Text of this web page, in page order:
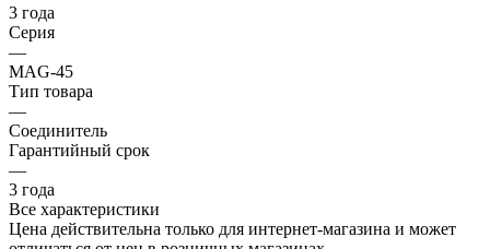
3 года
Серия
—
MAG-45
Тип товара
—
Соединитель
Гарантийный срок
—
3 года
Все характеристики
Цена действительна только для интернет-магазина и может